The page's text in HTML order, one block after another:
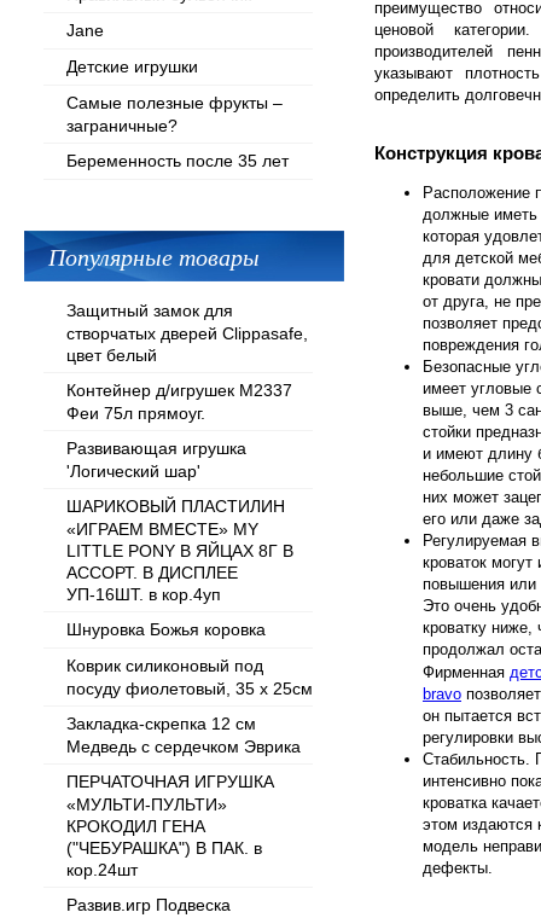
Jane
Детские игрушки
Самые полезные фрукты –
заграничные?
Беременность после 35 лет
Популярные товары
Защитный замок для
створчатых дверей Clippasafe,
цвет белый
Контейнер д/игрушек М2337
Феи 75л прямоуг.
Развивающая игрушка
'Логический шар'
ШАРИКОВЫЙ ПЛАСТИЛИН
«ИГРАЕМ ВМЕСТЕ» MY
LITTLE PONY В ЯЙЦАХ 8Г В
АССОРТ. В ДИСПЛЕЕ
УП-16ШТ. в кор.4уп
Шнуровка Божья коровка
Коврик силиконовый под
посуду фиолетовый, 35 х 25см
Закладка-скрепка 12 см
Медведь с сердечком Эврика
ПЕРЧАТОЧНАЯ ИГРУШКА
«МУЛЬТИ-ПУЛЬТИ»
КРОКОДИЛ ГЕНА
("ЧЕБУРАШКА") В ПАК. в
кор.24шт
Развив.игр Подвеска
преимущество
ценовой
производителей
указывают
определить
Конструкция
Расположение
должные иметь
которая
для детской
кровати
от друга, не
позволяет
повреждения
Безопасные
имеет угловые
выше, чем 3
стойки
и имеют длину
небольшие
них может
его или даже
Регулируемая
кроваток
повышения или
Это очень
кроватку
продолжал
Фирменная
bravo
он пытается
регулировки
Стабильность.
интенсивно
кроватка
этом издаются
модель
дефекты.